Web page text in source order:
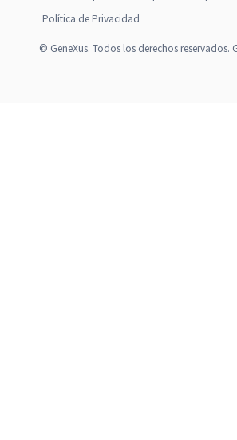
Política de Privacidad
© GeneXus. Todos los derechos reservados.